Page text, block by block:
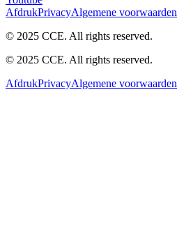
AfdrukPrivacyAlgemene voorwaarden
© 2025 CCE. All rights reserved.
© 2025 CCE. All rights reserved.
AfdrukPrivacyAlgemene voorwaarden